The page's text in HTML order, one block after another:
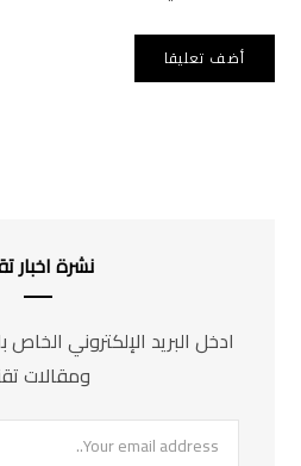
نشرة اخبار
ادخل البريد الإلكتروني الخاص
ومقالات